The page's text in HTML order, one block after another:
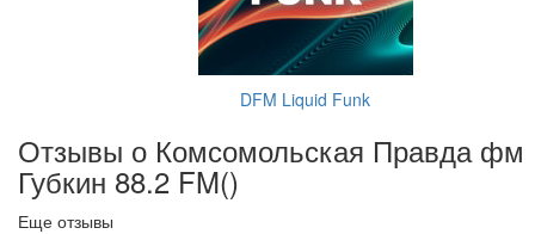
DFM Liquid Funk
Отзывы о Комсомольская Правда фм
Губкин 88.2 FM()
Еще отзывы